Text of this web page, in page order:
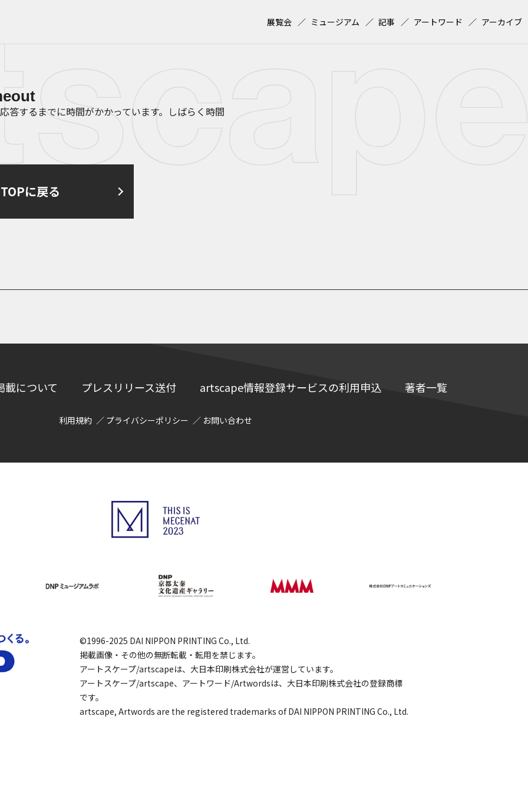
展覧会 ミュージアム 記事 アートワード アーカイブ
答するまでに時間がかかっています。しばらく時間
TOPに戻る
載について プレスリリース送付 artscape情報登録サービスの利用申込 著者一覧
利用規約 プライバシーポリシー お問い合わせ
©1996-2025 DAI NIPPON PRINTING Co., Ltd.
掲載画像・その他の無断転載・転用を禁じます。
アートスケープ/artscapeは、大日本印刷株式会社が運営しています。
アートスケープ/artscape、アートワード/Artwordsは、大日本印刷株式会社の登録商標
です。
artscape, Artwords are the registered trademarks of DAI NIPPON PRINTING Co., Ltd.